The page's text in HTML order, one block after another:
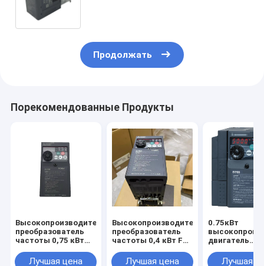
Продолжать
Порекомендованные Продукты
Высокопроизводительный
преобразователь
частоты 0,75 кВт
CHT Инвертор VFD
Лучшая цена
Высокопроизводительный
преобразователь
частоты 0,4 кВт FR-
Инвертор VFD
Лучшая цена
0.75кВт
двигатель
частоты FR-
Лучшая